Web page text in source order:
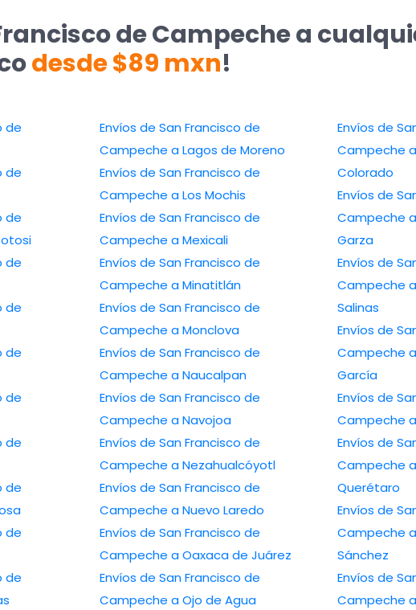
de Campeche a
desde $89 mxn!
de
de
de
de
de
de
de
de
de
de
de
Envíos de San Francisco de
Campeche a Lagos de Moreno
Envíos de San Francisco de
Campeche a Los Mochis
Envíos de San Francisco de
Campeche a Mexicali
Envíos de San Francisco de
Campeche a Minatitlán
Envíos de San Francisco de
Campeche a Monclova
Envíos de San Francisco de
Campeche a Naucalpan
Envíos de San Francisco de
Campeche a Navojoa
Envíos de San Francisco de
Campeche a Nezahualcóyotl
Envíos de San Francisco de
Campeche a Nuevo Laredo
Envíos de San Francisco de
Campeche a Oaxaca de Juárez
Envíos de San Francisco de
Campeche a Ojo de Agua
Envíos de
Campeche a
Colorado
Envíos de
Campeche
Garza
Envíos de
Campeche
Salinas
Envíos de
Campeche
García
Envíos de
Campeche
Envíos de
Campeche
Querétaro
Envíos de
Campeche
Sánchez
Envíos de
Campeche